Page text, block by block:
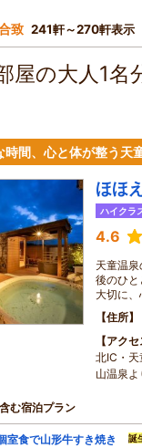
致 241軒～270軒表示
屋の大人1
時間、心と体が整う天
ほほ
ハイクラ
4.6
天童温
後のひ
大切に
住所
アクセ
北IC・
山温泉よ
む宿泊プラン
室食で山形牛すき焼き
誕